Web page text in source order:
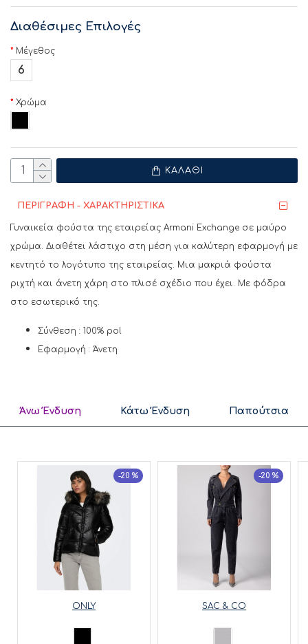
Διαθέσιμες Επιλογές
Μέγεθος
6
Χρώμα
ΚΑΛΆΘΙ
ΠΕΡΙΓΡΑΦΗ - ΧΑΡΑΚΤΗΡΙΣΤΙΚΑ
Γυναικεία φούστα της εταιρείας Armani Exchange σε μαύρο
χρώμα. Διαθέτει λάστιχο στη μέση για καλύτερη εφαρμογή με
κεντητό το λογότυπο της εταιρείας. Μια μακριά φούστα
ριχτή και άνετη χάρη στο πλισέ σχέδιο που έχει. Με φόδρα
στο εσωτερικό της.
Σύνθεση : 100% pol
Εφαρμογή : Άνετη
Άνω Ένδυση Κάτω Ένδυση Παπούτσια
-20 %
ONLY
-20 %
SAC & CO